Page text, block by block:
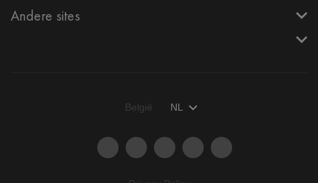
Andere sites
België NL